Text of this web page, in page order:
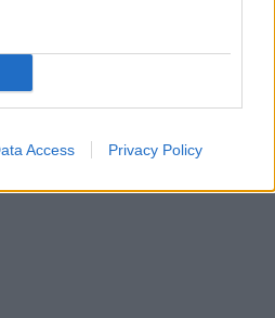
Access Privacy Policy
ezen a videón is